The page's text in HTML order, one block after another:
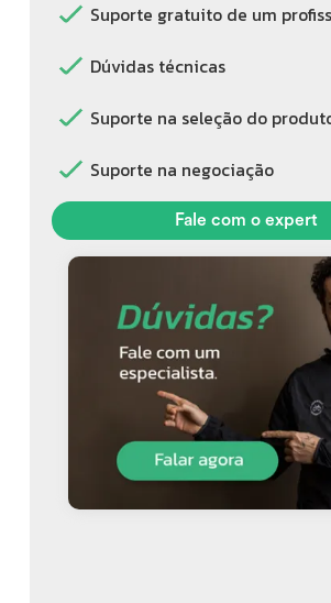
Suporte gratuito de um
Dúvidas técnicas
Suporte na seleção do
Suporte na negociação
Fale com o expert